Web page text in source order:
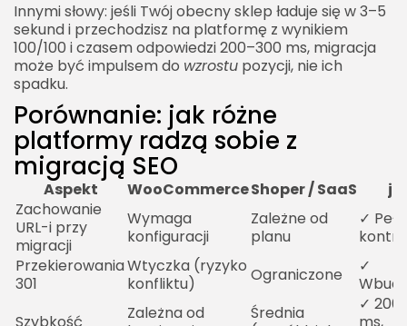
Innymi słowy: jeśli Twój obecny sklep ładuje się w 3–5
sekund i przechodzisz na platformę z wynikiem
100/100 i czasem odpowiedzi 200–300 ms, migracja
może być impulsem do wzrostu pozycji, nie ich
spadku.
Porównanie: jak różne
platformy radzą sobie z
migracją SEO
Aspekt WooCommerceShoper / SaaS
j-
Zachowanie
URL-i przy
migracji
Wymaga
konfiguracji
Zależne od
planu
✓
Przekierowania
301
Wtyczka (ryzyko
konfliktu)
Ograniczone
✓
Zależna od
Średnia
✓